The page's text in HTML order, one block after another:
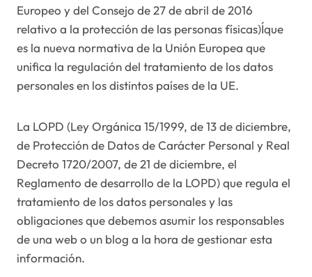
Europeo y del Consejo de 27 de abril de 2016
relativo a la protección de las personas físicas)Íque
es la nueva normativa de la Unión Europea que
unifica la regulación del tratamiento de los datos
personales en los distintos países de la UE.
La LOPD (Ley Orgánica 15/1999, de 13 de diciembre,
de Protección de Datos de Carácter Personal y Real
Decreto 1720/2007, de 21 de diciembre, el
Reglamento de desarrollo de la LOPD) que regula el
tratamiento de los datos personales y las
obligaciones que debemos asumir los responsables
de una web o un blog a la hora de gestionar esta
información.